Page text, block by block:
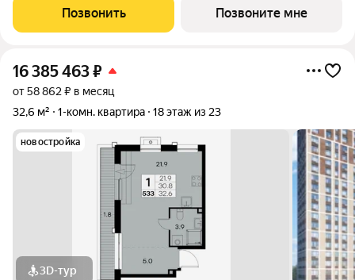
благоустроенной набережной канала имени Москвы. Проект
создает идеальный баланс жизни в
Позвонить Позвоните мне
16 385 463₽
от 58 862 ₽ в месяц
32,6 м²
1-комн. квартира 18 этаж из 23
новостройка
3D-тур